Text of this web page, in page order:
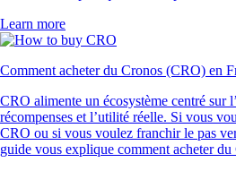
Learn more
Comment acheter du Cronos (CRO) en
CRO alimente un écosystème centré sur
récompenses et l’utilité réelle. Si vous
CRO ou si vous voulez franchir le pas
guide vous explique comment acheter